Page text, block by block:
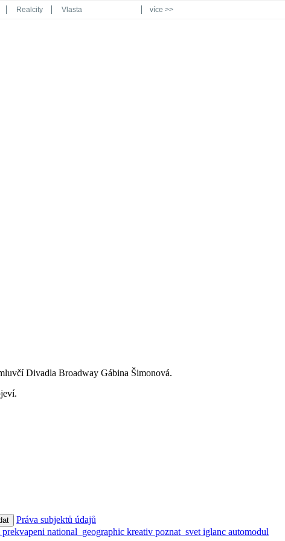
Realcity Vlasta více >>
Divadla Broadway Gábina Šimonová.
Práva subjektů údajů
prekvapeni national_geographic kreativ poznat_svet iglanc automodul